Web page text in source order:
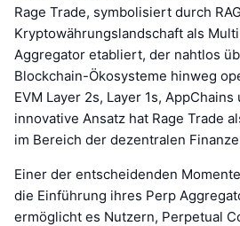
Rage Trade, symbolisiert durch
Kryptowährungslandschaft als
Aggregator etabliert, der nahtlos
Blockchain-Ökosysteme hinweg
EVM Layer 2s, Layer 1s,
innovative Ansatz hat Rage Trade
im Bereich der dezentralen
Einer der entscheidenden
die Einführung ihres Perp
ermöglicht es Nutzern, Perpetual